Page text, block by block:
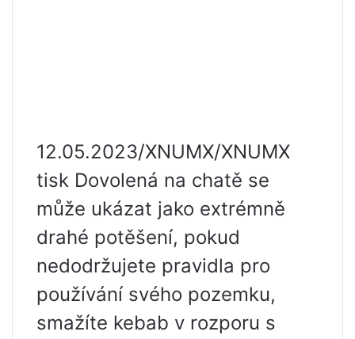
12.05.2023/XNUMX/XNUMX
tisk Dovolená na chatě se
může ukázat jako extrémně
drahé potěšení, pokud
nedodržujete pravidla pro
používání svého pozemku,
smažíte kebab v rozporu s